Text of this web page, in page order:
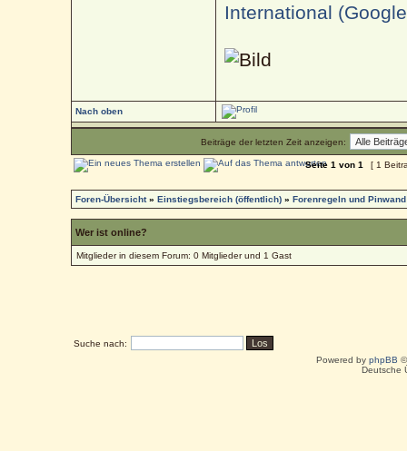
International
Nach oben
Beiträge der letzten Zeit anzeigen:
Seite1 von1 [ 1
Foren-Übersicht»Einstiegsbereich (öffentlich) »Forenregeln und Pinwand
Wer ist online?
Mitglieder in diesem Forum: 0 Mitglieder und 1 Gast
Suche nach:
Powered by phpBB
Deutsche